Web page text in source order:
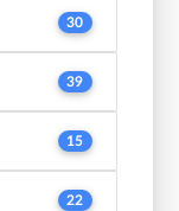
30
39
15
22